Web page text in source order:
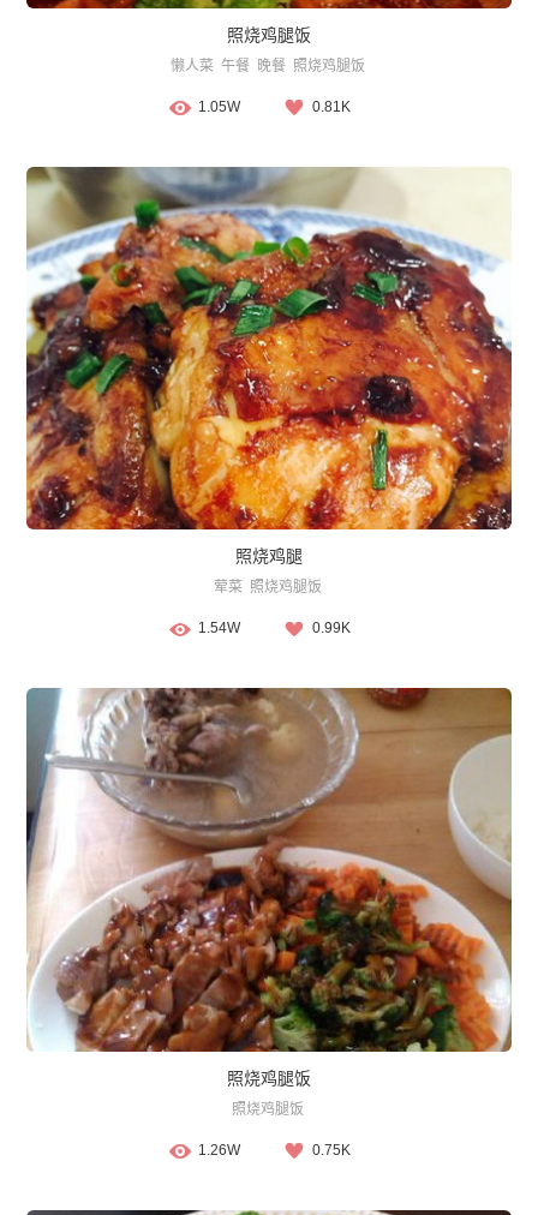
照烧鸡腿饭
懒人菜 午餐 晚餐 照烧鸡腿饭
1.05W 0.81K
照烧鸡腿
荤菜 照烧鸡腿饭
1.54W 0.99K
照烧鸡腿饭
照烧鸡腿饭
1.26W 0.75K